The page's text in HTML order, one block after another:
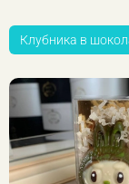
Клубника в